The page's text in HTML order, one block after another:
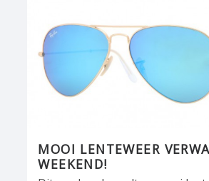
MOOI LENTEWEER
WEEKEND!